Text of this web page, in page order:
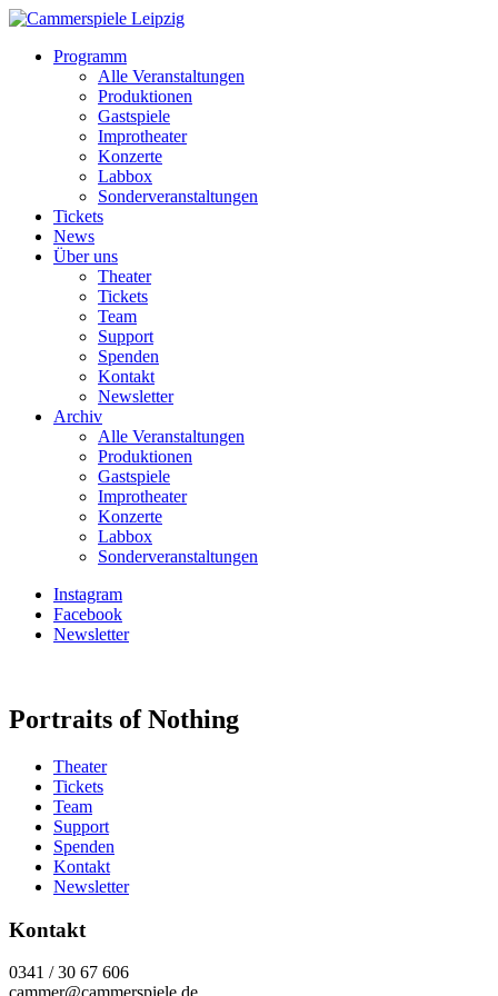
Programm
Alle Veranstaltungen
Produktionen
Gastspiele
Improtheater
Konzerte
Labbox
Sonderveranstaltungen
Tickets
News
Über uns
Theater
Tickets
Team
Support
Spenden
Kontakt
Newsletter
Archiv
Alle Veranstaltungen
Produktionen
Gastspiele
Improtheater
Konzerte
Labbox
Sonderveranstaltungen
Instagram
Facebook
Newsletter
Portraits of Nothing
Theater
Tickets
Team
Support
Spenden
Kontakt
Newsletter
Kontakt
0341 / 30 67 606